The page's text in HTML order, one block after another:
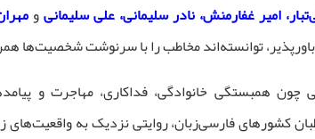
امیر غفارمنش، نادر سلیمانی، علی سلیمانیو
توانسته‌اند مخاطب را با سرنوشت شخصیت‌ها
چون همبستگی خانوادگی، فداکاری، مهاجرت و
کشورهای فارسی‌زبان، روایتی نزدیک به واقعیت‌های